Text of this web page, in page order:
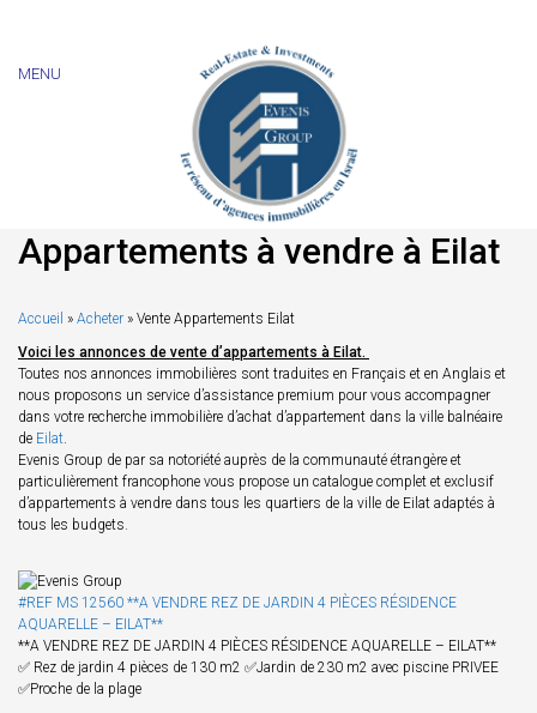
MENU
Appartements à vendre à Eilat
Accueil » Acheter » Vente Appartements Eilat
Voici les annonces de vente d’appartements à Eilat.
Toutes nos annonces immobilières sont traduites en Français et en Anglais et
nous proposons un service d’assistance premium pour vous accompagner
dans votre recherche immobilière d’achat d’appartement dans la ville balnéaire
de Eilat.
Evenis Group de par sa notoriété auprès de la communauté étrangère et
particulièrement francophone vous propose un catalogue complet et exclusif
d’appartements à vendre dans tous les quartiers de la ville de Eilat adaptés à
tous les budgets.
#REF MS 12560 **A VENDRE REZ DE JARDIN 4 PIÈCES RÉSIDENCE
AQUARELLE – EILAT**
**A VENDRE REZ DE JARDIN 4 PIÈCES RÉSIDENCE AQUARELLE – EILAT**
✅ Rez de jardin 4 pièces de 130 m2 ✅Jardin de 230 m2 avec piscine PRIVEE
✅Proche de la plage